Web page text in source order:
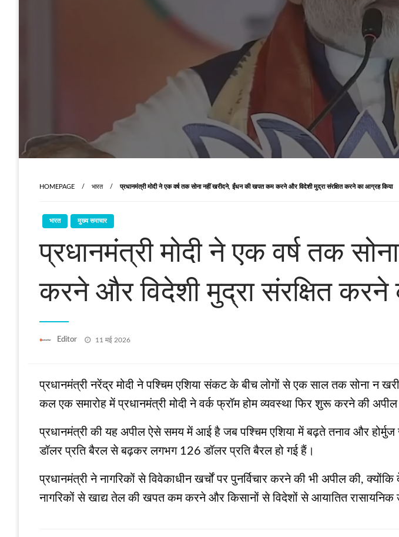
HOMEPAGE भारत प्रधानमंत्री मोदी ने एक वर्ष तक सोना नहीं खरीदने, ईंधन की खपत कम करने और विदेशी मुद्रा संरक्षित करने का आग्रह किया
भारत मुख्य समाचार
प्रधानमंत्री मोदी ने एक वर्ष तक
करने और विदेशी मुद्रा संरक्षित
Editor
Posted
11 मई 2026
प्रधानमंत्री नरेंद्र मोदी ने पश्चिम एशिया संकट के बीच लोगों से एक साल तक सोना न
कल एक समारोह में प्रधानमंत्री मोदी ने वर्क फ्रॉम होम व्‍यवस्‍था फिर शुरू करने की
प्रधानमंत्री की यह अपील ऐसे समय में आई है जब पश्चिम एशिया में बढ़ते तनाव और
डॉलर प्रति बैरल से बढ़कर लगभग 126 डॉलर प्रति बैरल हो गई हैं।
प्रधानमंत्री ने नागरिकों से विवेकाधीन खर्चों पर पुनर्विचार करने की भी अपील की,
नागरिकों से खाद्य तेल की खपत कम करने और किसानों से विदेशों से आयातित रासायनिक